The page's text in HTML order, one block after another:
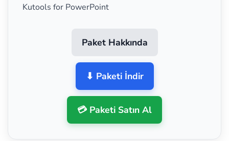
Kutools for PowerPoint
Paket Hakkında
⬇ Paketi İndir
💳 Paketi Satın Al